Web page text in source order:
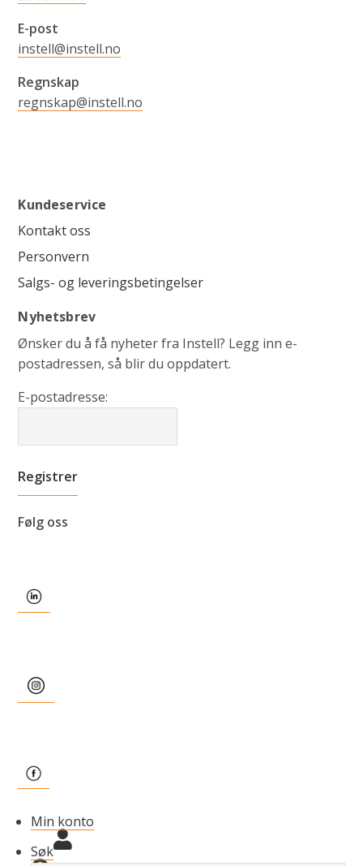
E-post
instell@instell.no
Regnskap
regnskap@instell.no
Kundeservice
Kontakt oss
Personvern
Salgs- og leveringsbetingelser
Nyhetsbrev
Ønsker du å få nyheter fra Instell? Legg inn e-
postadressen, så blir du oppdatert.
E-postadresse:
Følg oss
Min konto
Søk